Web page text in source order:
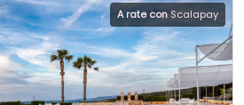
A rate con Scalapay